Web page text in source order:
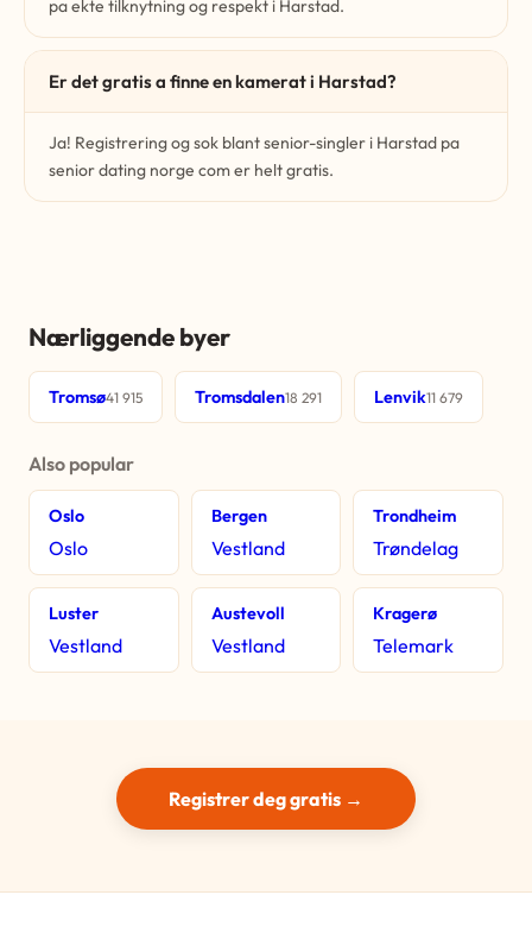
pa ekte tilknytning og respekt i Harstad.
Er det gratis a finne en kamerat i Harstad?
Ja! Registrering og sok blant senior-singler i Harstad pa
senior dating norge com er helt gratis.
Nærliggende byer
Tromsø41 915 Tromsdalen18 291 Lenvik11 679
Also popular
Oslo
Oslo
Bergen
Vestland
Trondheim
Trøndelag
Luster
Vestland
Austevoll
Vestland
Kragerø
Telemark
Registrer deg gratis →